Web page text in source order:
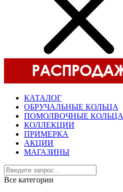
КАТАЛОГ
ОБРУЧАЛЬНЫЕ КОЛЬЦА
ПОМОЛВОЧНЫЕ КОЛЬЦА
КОЛЛЕКЦИИ
ПРИМЕРКА
АКЦИИ
МАГАЗИНЫ
Все категории